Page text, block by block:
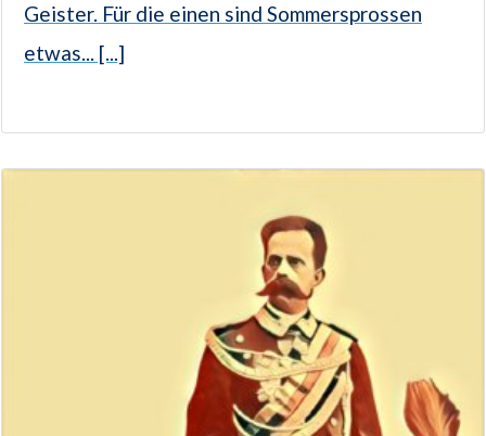
Geister. Für die einen sind Sommersprossen
etwas... [...]